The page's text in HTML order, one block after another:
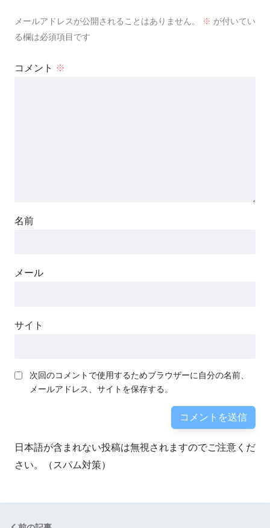
メールアドレスが公開されることはありません。 ※ が付いてい
る欄は必須項目です
コメント ※
名前
メール
サイト
次回のコメントで使用するためブラウザーに自分の名前、
メールアドレス、サイトを保存する。
日本語が含まれない投稿は無視されますのでご注意くだ
さい。（スパム対策）